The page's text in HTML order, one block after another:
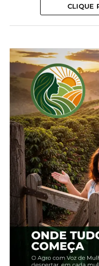
gaúcha também
No geral, os ventos
com rajadas que
regiões citadas. Na
estar em alto-mar e
do sol começa a
exceção será o norte
instabilidades.
destaca que o
ventos moderados a
três Estados do Sul.
O INMET reforça a
atualizações da
meteorológicos
site e nas redes
*INMET
CLIQUE